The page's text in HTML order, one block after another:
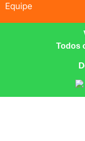
Equipe
Todos